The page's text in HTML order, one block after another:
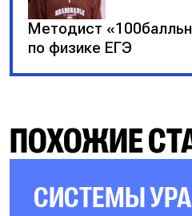
Методист
по физике ЕГЭ
ПОХОЖИЕ
СИСТЕМЫ